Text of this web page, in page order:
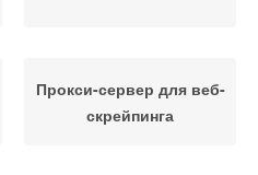
Прокси-сервер для веб-
скрейпинга